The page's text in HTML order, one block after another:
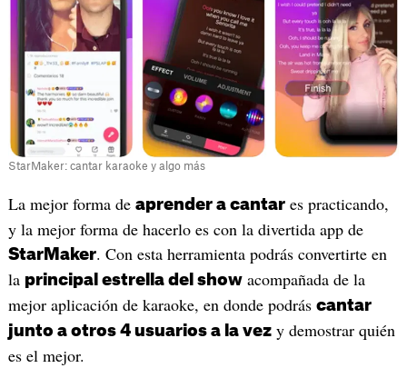
StarMaker: cantar karaoke y algo más
‎La mejor forma de aprender a cantares practicando,
y la mejor forma de hacerlo es con la divertida app de
StarMaker. Con esta herramienta podrás convertirte en
la principal estrella del showacompañada de la
mejor aplicación de karaoke, en donde podrás cantar
junto a otros 4 usuarios a la vezy demostrar quién
es el mejor.